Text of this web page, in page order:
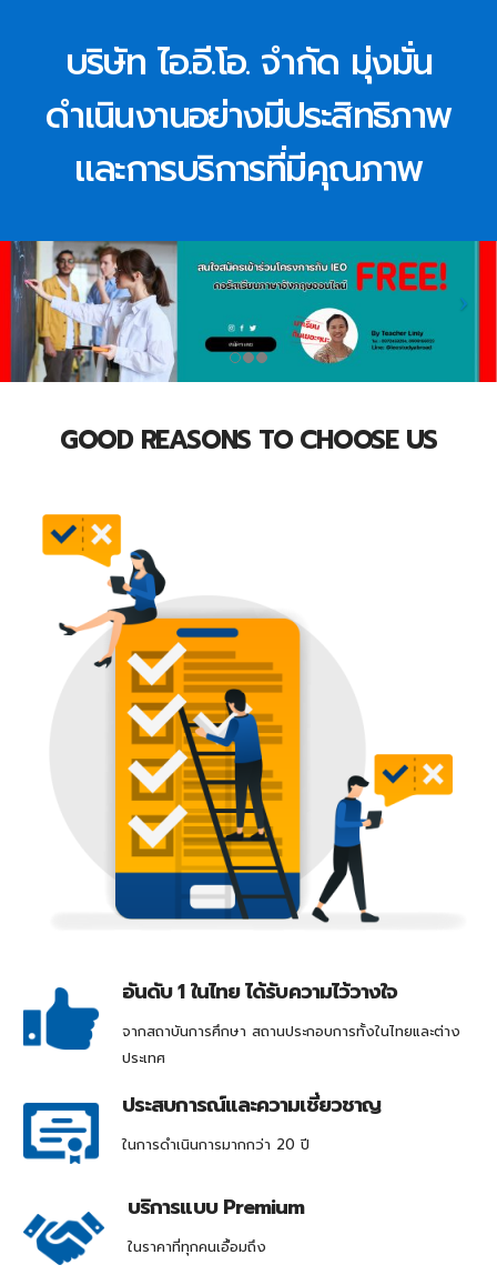
บริษัท ไอ.อี.โอ. จำกัด มุ่งมั่น
ดำเนินงานอย่างมีประสิทธิภาพ
และการบริการที่มีคุณภาพ
GOOD REASONS TO CHOOSE US
อันดับ 1 ในไทย ได้รับความไว้วางใจ
จากสถาบันการศึกษา สถานประกอบการทั้งในไทยและต่าง
ประเทศ
ประสบการณ์และความเชี่ยวชาญ
ในการดำเนินการมากกว่า 20 ปี
บริการแบบ Premium
ในราคาที่ทุกคนเอื้อมถึง